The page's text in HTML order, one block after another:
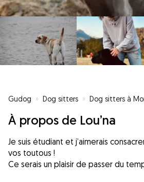
Gudog » Dog sitters » Dog sitters à
À propos de Lou’na
Je suis étudiant et j’aimerais
vos toutous !
Ce serais un plaisir de passer du